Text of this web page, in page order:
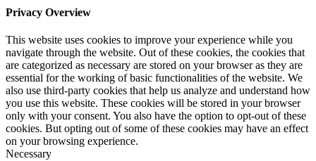
Privacy Overview
This website uses cookies to improve your experience while you
navigate through the website. Out of these cookies, the cookies that
are categorized as necessary are stored on your browser as they are
essential for the working of basic functionalities of the website. We
also use third-party cookies that help us analyze and understand how
you use this website. These cookies will be stored in your browser
only with your consent. You also have the option to opt-out of these
cookies. But opting out of some of these cookies may have an effect
on your browsing experience.
Necessary